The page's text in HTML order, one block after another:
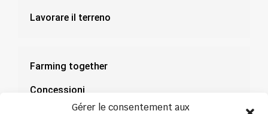
Gérer le consentement aux
Lavorare il terreno
Farming together
Concessioni